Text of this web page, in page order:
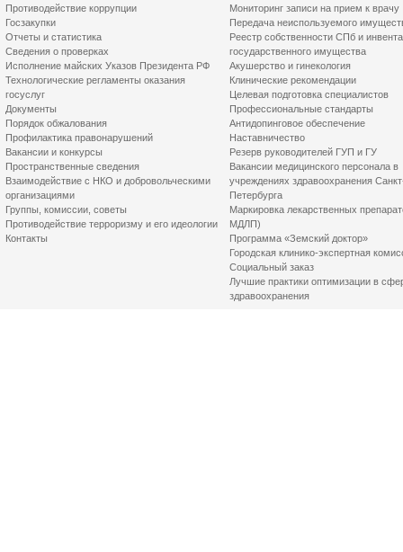
Противодействие коррупции
Госзакупки
Отчеты и статистика
Сведения о проверках
Исполнение майских Указов Президента РФ
Технологические регламенты оказания
госуслуг
Документы
Порядок обжалования
Профилактика правонарушений
Вакансии и конкурсы
Пространственные сведения
Взаимодействие с НКО и добровольческими
организациями
Группы, комиссии, советы
Противодействие терроризму и его идеологии
Контакты
Мониторинг записи на прием к врачу
Передача неиспользуемого
Реестр собственности СПб и
государственного имущества
Акушерство и гинекология
Клинические рекомендации
Целевая подготовка специалистов
Профессиональные стандарты
Антидопинговое обеспечение
Наставничество
Резерв руководителей ГУП и ГУ
Вакансии медицинского персонала в
учреждениях здравоохранения
Петербурга
Маркировка лекарственных
МДЛП)
Программа «Земский доктор»
Городская клинико-экспертная
Социальный заказ
Лучшие практики оптимизации в
здравоохранения